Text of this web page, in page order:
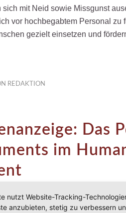
mit Neid sowie Missgunst
vor hochbegabtem Personal zu
gezielt einsetzen und
REDAKTION
Das
im
nutzt Website-Tracking-
anzubieten, stetig zu verbessern